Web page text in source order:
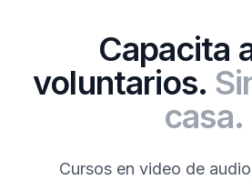
Capacita
voluntarios.
casa.
Cursos en video de